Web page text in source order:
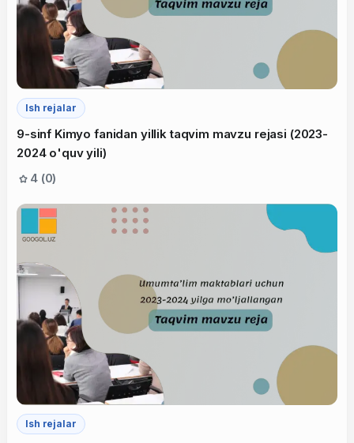
Ish rejalar
9-sinf Kimyo fanidan yillik taqvim mavzu rejasi (2023-
2024 o'quv yili)
4 (0)
Ish rejalar